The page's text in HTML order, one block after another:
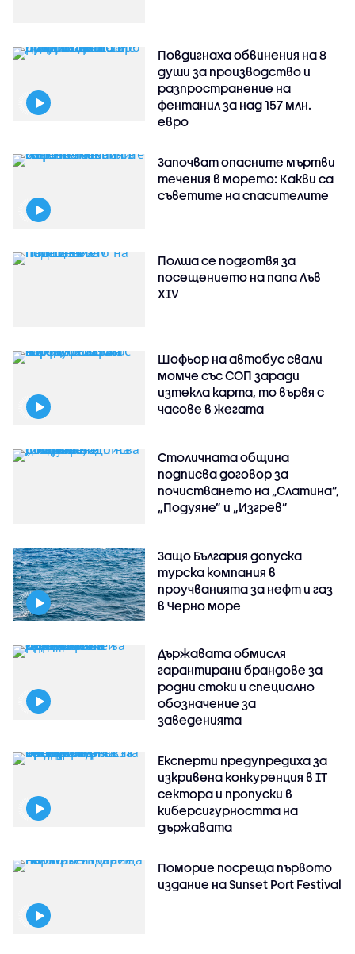
Повдигнаха обвинения на 8
души за производство и
разпространение на
фентанил за над 157 млн.
евро
Започват опасните мъртви
течения в морето: Какви са
съветите на спасителите
Полша се подготвя за
посещението на папа Лъв
XIV
Шофьор на автобус свали
момче със СОП заради
изтекла карта, то вървя с
часове в жегата
Столичната община
подписва договор за
почистването на „Слатина”,
„Подуяне” и „Изгрев”
Защо България допуска
турска компания в
проучванията за нефт и газ
в Черно море
Държавата обмисля
гарантирани брандове за
родни стоки и специално
обозначение за
заведенията
Експерти предупредиха за
изкривена конкуренция в IT
сектора и пропуски в
киберсигурността на
държавата
Поморие посреща първото
издание на Sunset Port Festival